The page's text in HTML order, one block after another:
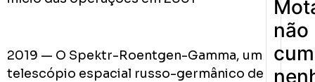
2019 — O Spektr-Roentgen-Gamma, um
telescópio espacial russo-germânico de
não